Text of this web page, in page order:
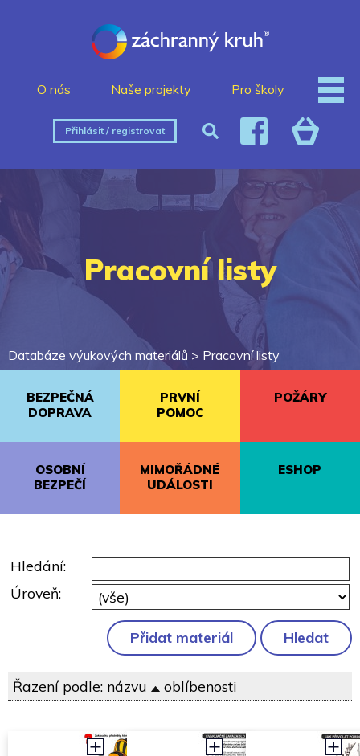
O nás Naše projekty Pro školy
Přihlásit / registrovat
Pracovní listy
Databáze výukových materiálů > Pracovní listy
BEZPEČNÁ
DOPRAVA
PRVNÍ
POMOC
POŽÁRY
OSOBNÍ
BEZPEČÍ
MIMOŘÁDNÉ
UDÁLOSTI
ESHOP
Hledání:
Úroveň:
Řazení podle: názvu oblíbenosti